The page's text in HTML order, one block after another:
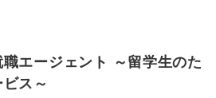
エージェント ～留学生のた
ス～